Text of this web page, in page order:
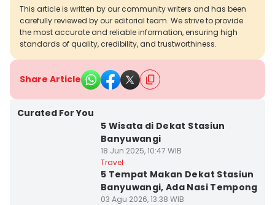
This article is written by our community writers and has been
carefully reviewed by our editorial team. We strive to provide
the most accurate and reliable information, ensuring high
standards of quality, credibility, and trustworthiness.
Share Article
Curated For You
5 Wisata di Dekat Stasiun
Banyuwangi
18 Jun 2025, 10:47 WIB
Travel
5 Tempat Makan Dekat Stasiun
Banyuwangi, Ada Nasi Tempong
03 Agu 2026, 13:38 WIB